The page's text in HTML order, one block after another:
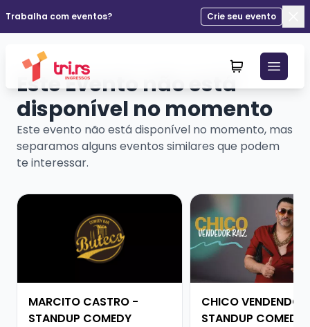
Trabalha com eventos?
Crie seu evento
Este Evento não está
disponível no momento
Este evento não está disponível no momento, mas
separamos alguns eventos similares que podem
te interessar.
Veja mais sobre MARCITO CASTRO - STANDUP
MARCITO CASTRO -
STANDUP COMEDY
Veja mais sobre
CHICO VENDENDO
STANDUP COMEDY